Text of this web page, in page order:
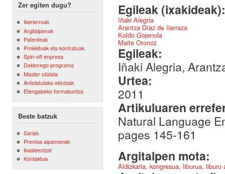
Zer egiten dugu?
Ikerlerroak
Argitalpenak
Patenteak
Proiektuak eta kontratuak
Spin-off enpresa
Doktorego programa
Master ofiziala
Antolatutako ekintzak
Etengabeko formakuntza
Beste batzuk
Sariak
Prentsa aipamenak
Ikasleentzat
Kontaktua
Egileak
Iñaki Alegria
Arantza Díaz de Ilarraza
Koldo Gojenola
Maite Oronoz
Egileak:
Iñaki Alegria,
Urtea:
2011
Artikuluaren
Natural Language
pages 145-161
Argitalpen mota:
Aldizkaria, kongresua, liburua,